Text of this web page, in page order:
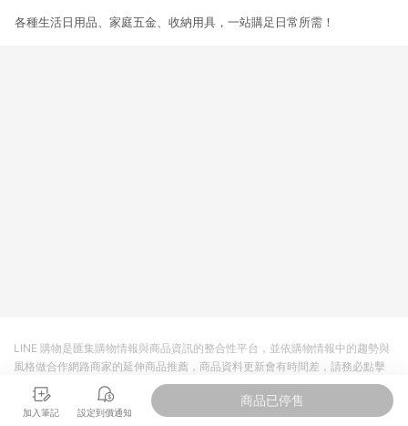
各種生活日用品、家庭五金、收納用具，一站購足日常所需！
加入筆記 設定到價通知
商品已停售
LINE 購物是匯集購物情報與商品資訊的整合性平台，並依購物情報中的趨勢與
風格做合作網路商家的延伸商品推薦，商品資料更新會有時間差，請務必點擊
商品至各合作網路商家，確認現售價與購物條件，一切資訊以合作廠商網頁為
準。